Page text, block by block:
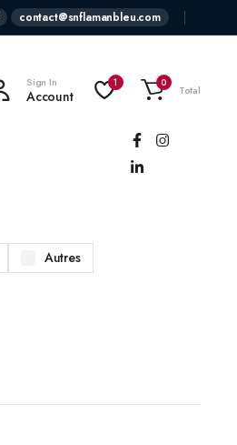
contact@snflamanbleu.com
Sign In
Account
1 0
Total
Autres